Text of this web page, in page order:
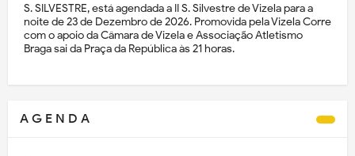
S. SILVESTRE, está agendada a II S. Silvestre de Vizela para a
noite de 23 de Dezembro de 2026. Promovida pela Vizela Corre
com o apoio da Câmara de Vizela e Associação Atletismo
Braga sai da Praça da República às 21 horas.
A G E N D A